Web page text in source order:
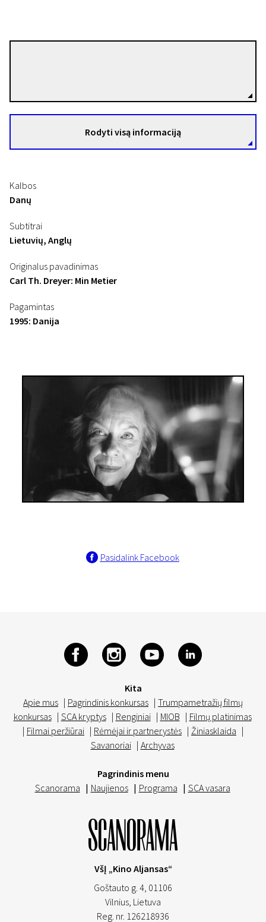
Rodyti visą informaciją
Kalbos
Danų
Subtitrai
Lietuvių, Anglų
Originalus pavadinimas
Carl Th. Dreyer: Min Metier
Pagamintas
1995: Danija
Pasidalink Facebook
Kita
Apie mus | Pagrindinis konkursas | Trumpametražių filmų
konkursas | SCA kryptys | Renginiai | MIOB | Filmų platinimas
| Filmai peržiūrai | Rėmėjai ir partnerystės | Žiniasklaida |
Savanoriai | Archyvas
Pagrindinis menu
Scanorama | Naujienos | Programa | SCA vasara
VšĮ „Kino Aljansas“
Goštauto g. 4, 01106
Vilnius, Lietuva
Reg. nr. 126218936